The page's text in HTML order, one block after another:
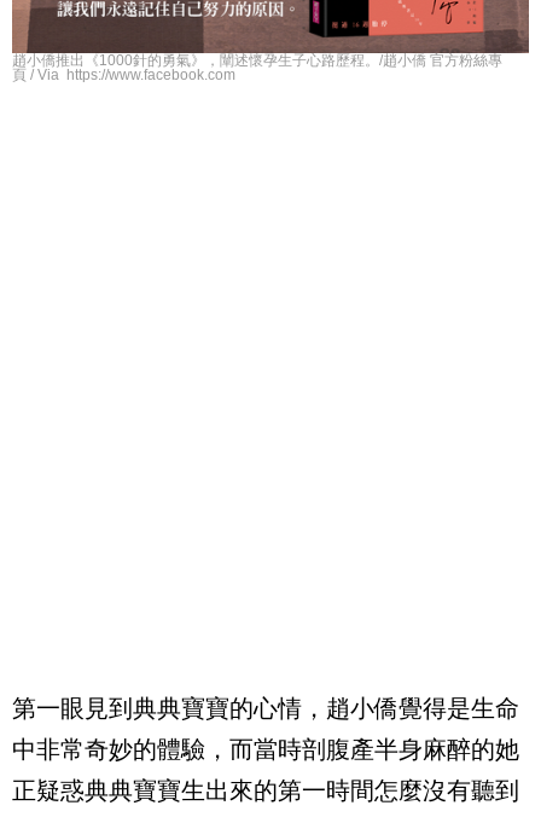
趙小僑推出《1000針的勇氣》，闡述懷孕生子心路歷程。/趙小僑 官方粉絲專
頁 / Via https://www.facebook.com
第一眼見到典典寶寶的心情，趙小僑覺得是生命
中非常奇妙的體驗，而當時剖腹產半身麻醉的她
正疑惑典典寶寶生出來的第一時間怎麼沒有聽到